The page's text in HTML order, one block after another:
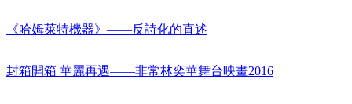
《哈姆萊特機器》——反詩化的直述
封箱開箱 華麗再遇——非常林奕華舞台映畫2016